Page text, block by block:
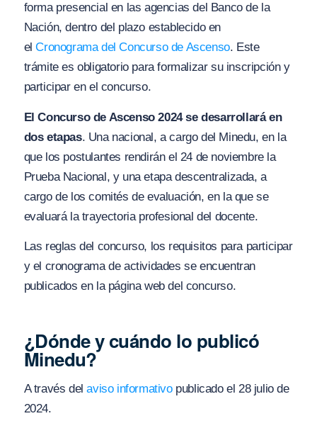
forma presencial en las agencias del Banco de la
Nación, dentro del plazo establecido en
elCronograma del Concurso de Ascenso. Este
trámite es obligatorio para formalizar su inscripción y
participar en el concurso.
El Concurso de Ascenso 2024 se desarrollará en
dos etapas. Una nacional, a cargo del Minedu, en la
que los postulantes rendirán el 24 de noviembre la
Prueba Nacional, y una etapa descentralizada, a
cargo de los comités de evaluación, en la que se
evaluará la trayectoria profesional del docente.
Las reglas del concurso, los requisitos para participar
y el cronograma de actividades se encuentran
publicados en la página web del concurso.
¿Dónde y cuándo lo publicó
Minedu?
A través delaviso informativopublicado el 28 julio de
2024.